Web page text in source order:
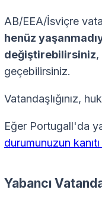
AB/EEA/İsviçre
henüz
değiştirebilirsiniz,
geçebilirsiniz.
Vatandaşlığınız,
Eğer Portugall'da
durumunuzun
Yabancı